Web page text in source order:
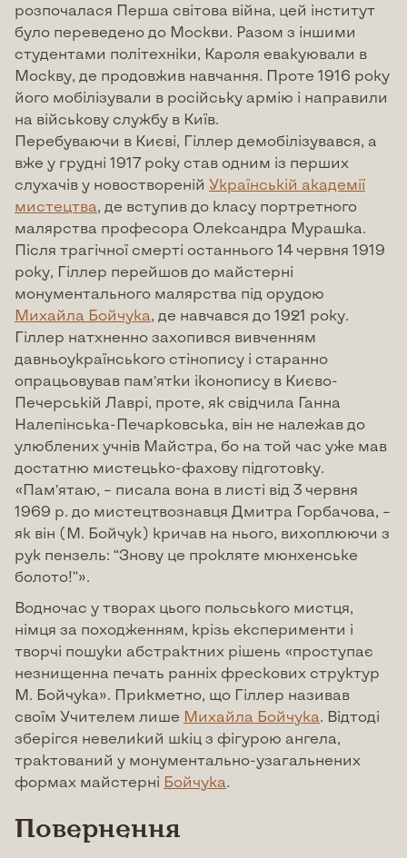
розпочалася Перша світова війна, цей інститут
було переведено до Москви. Разом з іншими
студентами політехніки, Кароля евакуювали в
Москву, де продовжив навчання. Проте 1916 року
його мобілізували в російську армію і направили
на військову службу в Київ.
Перебуваючи в Києві, Гіллер демобілізувався, а
вже у грудні 1917 року став одним із перших
слухачів у новоствореній Українській академії
мистецтва, де вступив до класу портретного
малярства професора Олександра Мурашка.
Після трагічної смерті останнього 14 червня 1919
року, Гіллер перейшов до майстерні
монументального малярства під орудою
Михайла Бойчука, де навчався до 1921 року.
Гіллер натхненно захопився вивченням
давньоукраїнського стінопису і старанно
опрацьовував пам’ятки іконопису в Києво-
Печерській Лаврі, проте, як свідчила Ганна
Налепінська-Печарковська, він не належав до
улюблених учнів Майстра, бо на той час уже мав
достатню мистецько-фахову підготовку.
«Пам’ятаю, – писала вона в листі від 3 червня
1969 р. до мистецтвознавця Дмитра Горбачова, –
як він (М. Бойчук) кричав на нього, вихоплюючи з
рук пензель: “Знову це прокляте мюнхенське
болото!”».
Водночас у творах цього польського мистця,
німця за походженням, крізь експерименти і
творчі пошуки абстрактних рішень «проступає
незнищенна печать ранніх фрескових структур
М. Бойчука». Прикметно, що Гіллер називав
своїм Учителем лише Михайла Бойчука. Відтоді
зберігся невеликий шкіц з фігурою ангела,
трактований у монументально-узагальнених
формах майстерні Бойчука.
Повернення